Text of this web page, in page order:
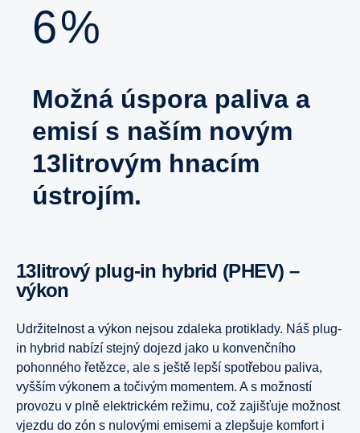
7%
Možná úspora paliva a
emisí s naším novým
13litrovým hnacím
ústrojím.
13litrový plug-in hybrid (PHEV) –
výkon
Udržitelnost a výkon nejsou zdaleka protiklady. Náš plug-
in hybrid nabízí stejný dojezd jako u konvenčního
pohonného řetězce, ale s ještě lepší spotřebou paliva,
vyšším výkonem a točivým momentem. A s možností
provozu v plně elektrickém režimu, což zajišťuje možnost
vjezdu do zón s nulovými emisemi a zlepšuje komfort i